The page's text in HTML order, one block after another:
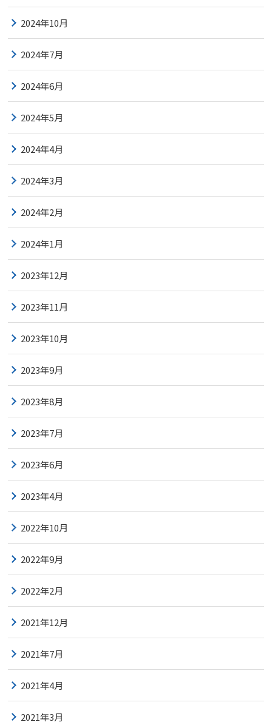
2024年10月
2024年7月
2024年6月
2024年5月
2024年4月
2024年3月
2024年2月
2024年1月
2023年12月
2023年11月
2023年10月
2023年9月
2023年8月
2023年7月
2023年6月
2023年4月
2022年10月
2022年9月
2022年2月
2021年12月
2021年7月
2021年4月
2021年3月